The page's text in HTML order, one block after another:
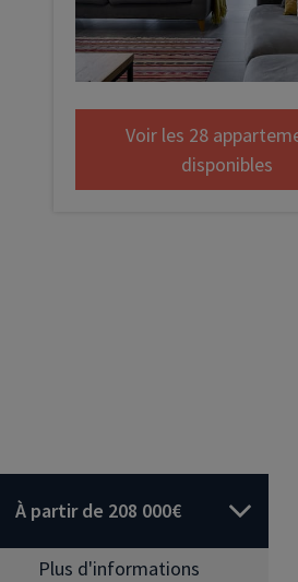
Voir les 28
disponibles
À partir de 208 000€
Plus d'informations